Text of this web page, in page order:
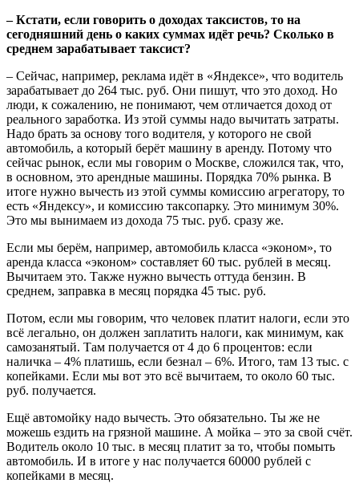
– Кстати, если говорить о доходах таксистов, то на
сегодняшний день о каких суммах идёт речь? Сколько в
среднем зарабатывает таксист?
– Сейчас, например, реклама идёт в «Яндексе», что водитель
зарабатывает до 264 тыс. руб. Они пишут, что это доход. Но
люди, к сожалению, не понимают, чем отличается доход от
реального заработка. Из этой суммы надо вычитать затраты.
Надо брать за основу того водителя, у которого не свой
автомобиль, а который берёт машину в аренду. Потому что
сейчас рынок, если мы говорим о Москве, сложился так, что,
в основном, это арендные машины. Порядка 70% рынка. В
итоге нужно вычесть из этой суммы комиссию агрегатору, то
есть «Яндексу», и комиссию таксопарку. Это минимум 30%.
Это мы вынимаем из дохода 75 тыс. руб. сразу же.
Если мы берём, например, автомобиль класса «эконом», то
аренда класса «эконом» составляет 60 тыс. рублей в месяц.
Вычитаем это. Также нужно вычесть оттуда бензин. В
среднем, заправка в месяц порядка 45 тыс. руб.
Потом, если мы говорим, что человек платит налоги, если это
всё легально, он должен заплатить налоги, как минимум, как
самозанятый. Там получается от 4 до 6 процентов: если
наличка – 4% платишь, если безнал – 6%. Итого, там 13 тыс. с
копейками. Если мы вот это всё вычитаем, то около 60 тыс.
руб. получается.
Ещё автомойку надо вычесть. Это обязательно. Ты же не
можешь ездить на грязной машине. А мойка – это за свой счёт.
Водитель около 10 тыс. в месяц платит за то, чтобы помыть
автомобиль. И в итоге у нас получается 60000 рублей с
копейками в месяц.